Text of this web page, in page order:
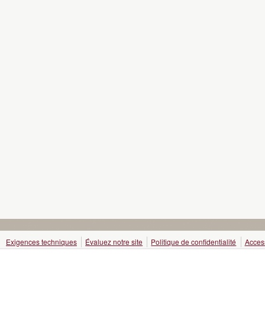
Exigences techniques Évaluez notre site Politique de confidentialité